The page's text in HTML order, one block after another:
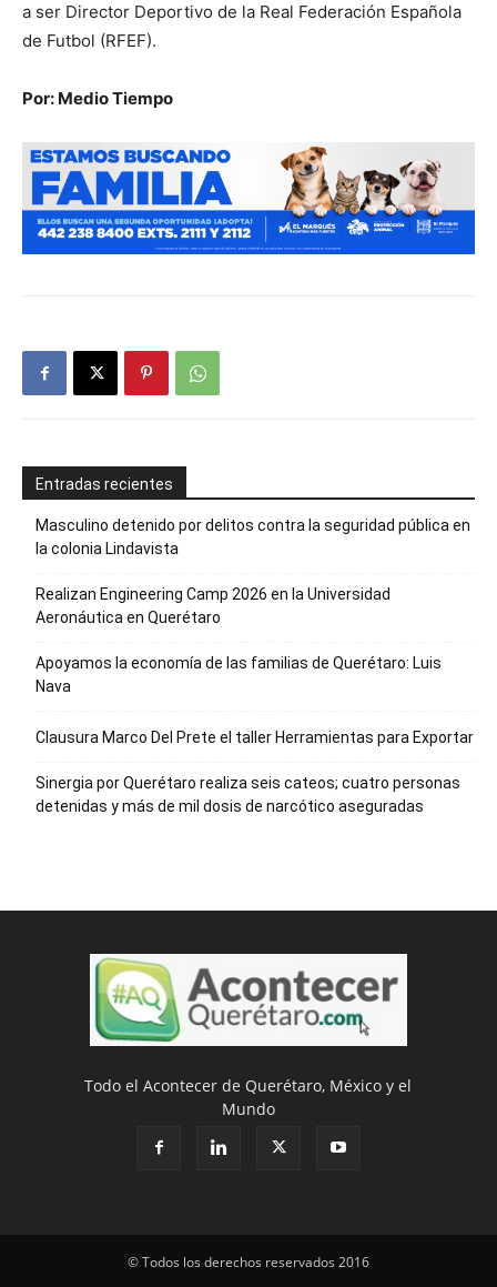
a ser Director Deportivo de la Real Federación Española
de Futbol (RFEF).
Por: Medio Tiempo
Entradas recientes
Masculino detenido por delitos contra la seguridad pública en
la colonia Lindavista
Realizan Engineering Camp 2026 en la Universidad
Aeronáutica en Querétaro
Apoyamos la economía de las familias de Querétaro: Luis
Nava
Clausura Marco Del Prete el taller Herramientas para Exportar
Sinergia por Querétaro realiza seis cateos; cuatro personas
detenidas y más de mil dosis de narcótico aseguradas
Todo el Acontecer de Querétaro, México y el
Mundo
© Todos los derechos reservados 2016